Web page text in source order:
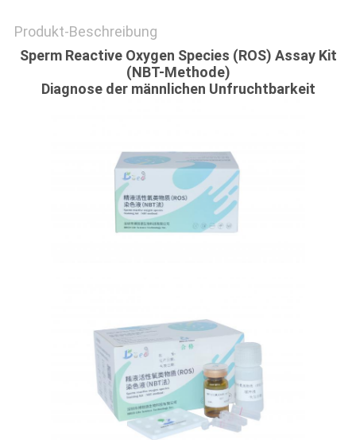
Produkt-Beschreibung
Sperm Reactive Oxygen Species (ROS) Assay Kit
(NBT-Methode)
Diagnose der männlichen Unfruchtbarkeit